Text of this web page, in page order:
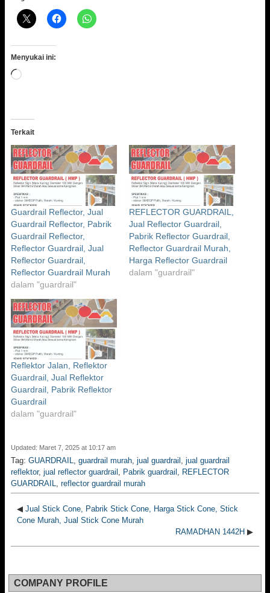
Menyukai ini:
Memuat...
Terkait
Guardrail Reflector, Jual
Guardrail Reflector, Pabrik
Guardrail Reflector,
Reflector Guardrail, Jual
Reflector Guardrail,
Reflector Guardrail Murah
dalam "guardrail"
REFLECTOR GUARDRAIL,
Jual Reflector Guardrail,
Pabrik Reflector Guardrail,
Reflector Guardrail Murah,
Harga Reflector Guardrail
dalam "guardrail"
Reflektor Jalan, Reflektor
Guardrail, Jual Reflektor
Guardrail, Pabrik Reflektor
Guardrail
dalam "guardrail"
Updated: Maret 7, 2025 at 10:17 am
Tag: GUARDRAIL, guardrail murah, jual guardrail , jual guardrail
reflektor, jual reflector guardrail , Pabrik guardrail , REFLECTOR
GUARDRAIL, reflector guardrail murah
◀ Jual Stick Cone, Pabrik Stick Cone, Harga Stick Cone, Stick
Cone Murah, Jual Stick Cone Murah
RAMADHAN 1442H ▶
COMPANY PROFILE